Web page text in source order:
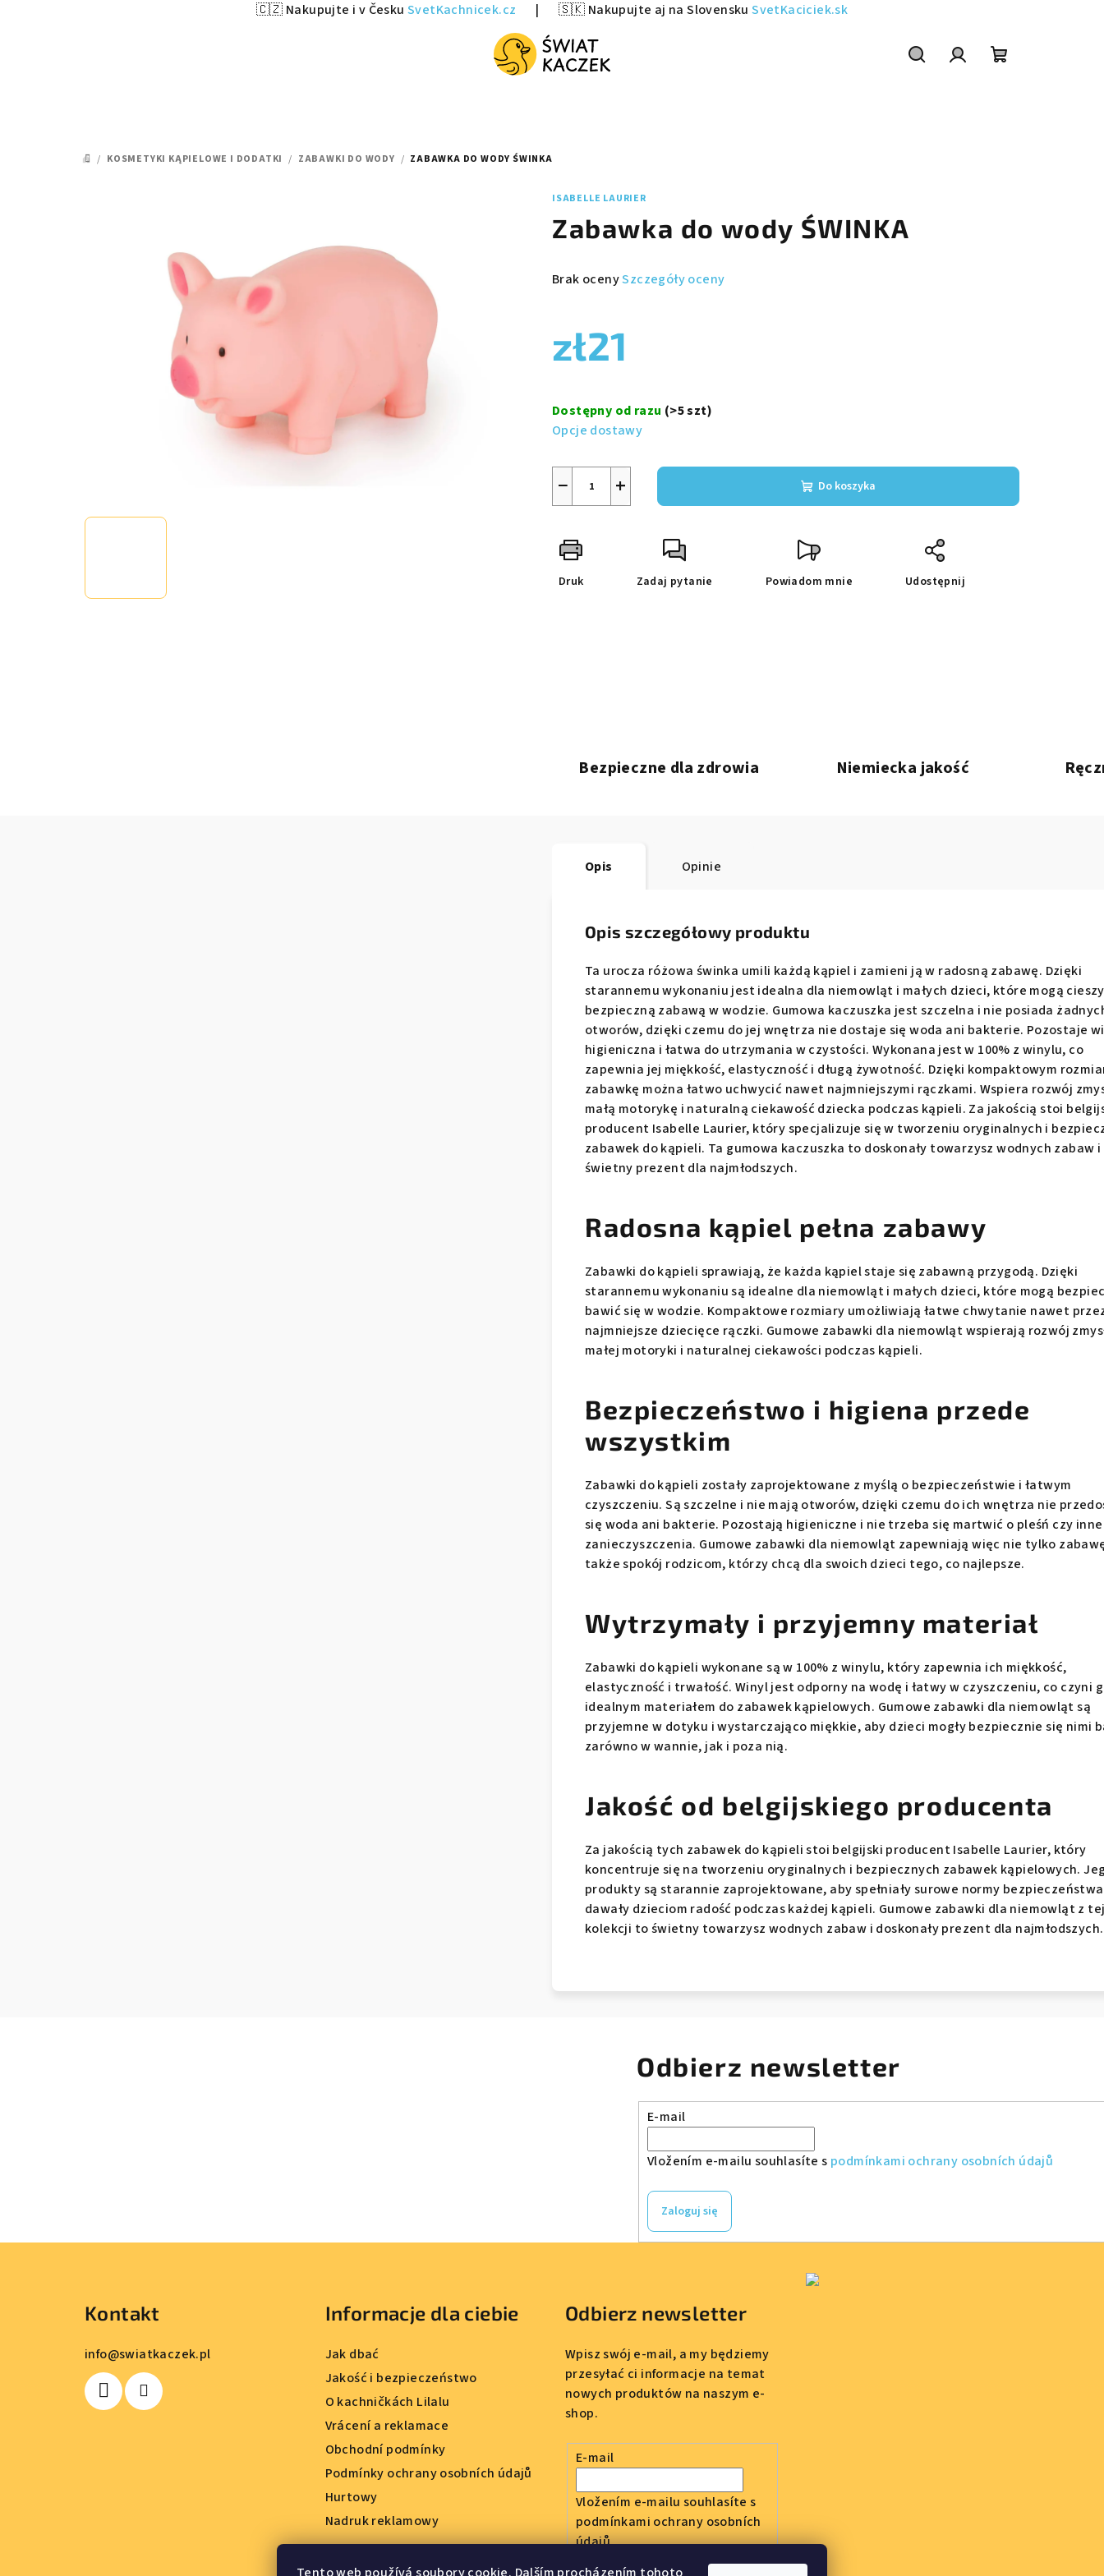
🇨🇿 Nakupujte i v Česku SvetKachnicek.cz | 🇸🇰 Nakupujte aj na SlovenskuSvetKaciciek.sk
HOME
/ KOSMETYKI KĄPIELOWE I DODATKI / ZABAWKI DO WODY / ZABAWKA DO WODY ŚWINKA
ISABELLE LAURIER
Zabawka do wody ŚWINKA
Średnia
wynosi
0,0
gwiazdek.
Brak ocenySzczegóły oceny
zł21
jednostkowa:
Dostępny od razu (>5 szt)
Opcje dostawy
+
− Do koszyka
Druk Zadaj pytanie Powiadom mnie Udostępnij
Bezpieczne dla zdrowia Niemiecka jakość
Opis Opinie
Opis szczegółowy produktu
Ta urocza różowa świnka umili każdą kąpiel i zamieni ją w radosną zabawę. Dzięki
starannemu wykonaniu jest idealna dla niemowląt i małych dzieci, które mogą
bezpieczną zabawą w wodzie. Gumowa kaczuszka jest szczelna i nie posiada
otworów, dzięki czemu do jej wnętrza nie dostaje się woda ani bakterie. Pozostaje
higieniczna i łatwa do utrzymania w czystości. Wykonana jest w 100% z winylu, co
zapewnia jej miękkość, elastyczność i długą żywotność. Dzięki kompaktowym
zabawkę można łatwo uchwycić nawet najmniejszymi rączkami. Wspiera rozwój
małą motorykę i naturalną ciekawość dziecka podczas kąpieli. Za jakością stoi
producent Isabelle Laurier, który specjalizuje się w tworzeniu oryginalnych i
zabawek do kąpieli. Ta gumowa kaczuszka to doskonały towarzysz wodnych zabaw i
świetny prezent dla najmłodszych.
Radosna kąpiel pełna zabawy
Zabawki do kąpieli sprawiają, że każda kąpiel staje się zabawną przygodą. Dzięki
starannemu wykonaniu są idealne dla niemowląt i małych dzieci, które mogą
bawić się w wodzie. Kompaktowe rozmiary umożliwiają łatwe chwytanie nawet
najmniejsze dziecięce rączki. Gumowe zabawki dla niemowląt wspierają rozwój
małej motoryki i naturalnej ciekawości podczas kąpieli.
Bezpieczeństwo i higiena przede
wszystkim
Zabawki do kąpieli zostały zaprojektowane z myślą o bezpieczeństwie i łatwym
czyszczeniu. Są szczelne i nie mają otworów, dzięki czemu do ich wnętrza nie
się woda ani bakterie. Pozostają higieniczne i nie trzeba się martwić o pleśń czy inne
zanieczyszczenia. Gumowe zabawki dla niemowląt zapewniają więc nie tylko
także spokój rodzicom, którzy chcą dla swoich dzieci tego, co najlepsze.
Wytrzymały i przyjemny materiał
Zabawki do kąpieli wykonane są w 100% z winylu, który zapewnia ich miękkość,
elastyczność i trwałość. Winyl jest odporny na wodę i łatwy w czyszczeniu, co czyni
idealnym materiałem do zabawek kąpielowych. Gumowe zabawki dla niemowląt są
przyjemne w dotyku i wystarczająco miękkie, aby dzieci mogły bezpiecznie się nimi
zarówno w wannie, jak i poza nią.
Jakość od belgijskiego producenta
Za jakością tych zabawek do kąpieli stoi belgijski producent Isabelle Laurier, który
koncentruje się na tworzeniu oryginalnych i bezpiecznych zabawek kąpielowych.
produkty są starannie zaprojektowane, aby spełniały surowe normy
dawały dzieciom radość podczas każdej kąpieli. Gumowe zabawki dla niemowląt z
kolekcji to świetny towarzysz wodnych zabaw i doskonały prezent dla najmłodszych.
Odbierz newsletter
E-mail
Vložením e-mailu souhlasíte s podmínkami ochrany osobních údajů
Zaloguj się
Kontakt
info@swiatkaczek.pl
Informacje dla ciebie
Jak dbać
Jakość i bezpieczeństwo
O kachničkách Lilalu
Vrácení a reklamace
Obchodní podmínky
Podmínky ochrany osobních údajů
Hurtowy
Nadruk reklamowy
Odbierz newsletter
Wpisz swój e-mail, a my będziemy
przesyłać ci informacje na temat
nowych produktów na naszym e-
shop.
E-mail
Vložením e-mailu souhlasíte s
podmínkami ochrany osobních
údajů